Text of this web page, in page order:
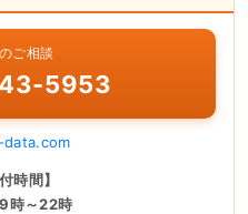
ご相談
5953
data.com
時間】
時～22時